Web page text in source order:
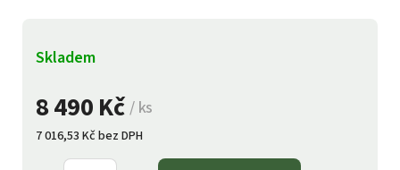
8 490 Kč/ ks
7 016,53 Kč bez DPH
Skladem